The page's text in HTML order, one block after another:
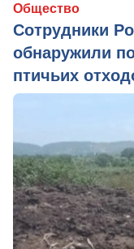
Общество
Сотрудники
обнаружили
птичьих